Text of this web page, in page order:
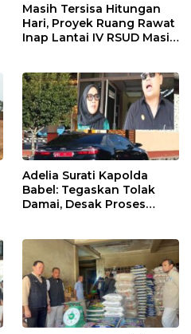
Masih Tersisa Hitungan
Hari, Proyek Ruang Rawat
Inap Lantai IV RSUD Masih
Adelia Surati Kapolda
Babel: Tegaskan Tolak
Damai, Desak Proses